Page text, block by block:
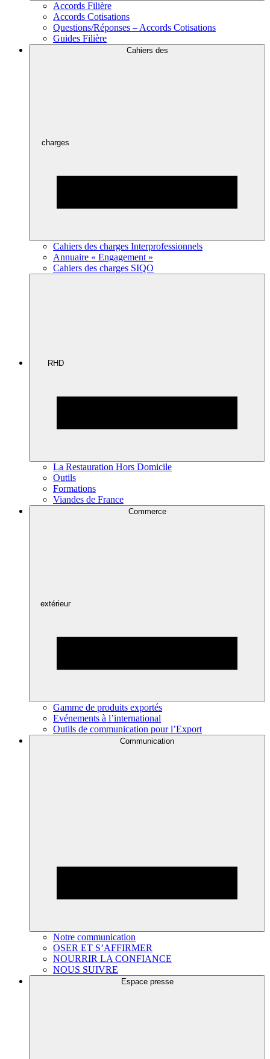
Accords Filière
Accords Cotisations
Questions/Réponses – Accords Cotisations
Guides Filière
Cahiers des
charges
Cahiers des charges Interprofessionnels
Annuaire « Engagement »
Cahiers des charges SIQO
RHD
La Restauration Hors Domicile
Outils
Formations
Viandes de France
Commerce
extérieur
Gamme de produits exportés
Evénements à l’international
Outils de communication pour l’Export
Communication
Notre communication
OSER ET S’AFFIRMER
NOURRIR LA CONFIANCE
NOUS SUIVRE
Espace presse